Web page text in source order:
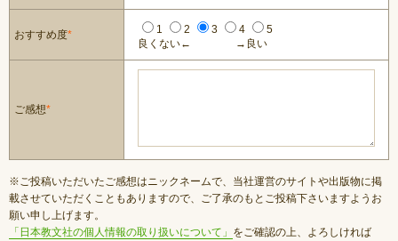
おすすめ度* 1 2 3 4
5
良くない←
→良い
ご感想*
※ご投稿いただいたご感想はニックネームで、当社運営のサイトや出版物に掲
載させていただくこともありますので、ご了承のもとご投稿下さいますようお
願い申し上げます。
「日本教文社の個人情報の取り扱いについて」 をご確認の上、よろしければ